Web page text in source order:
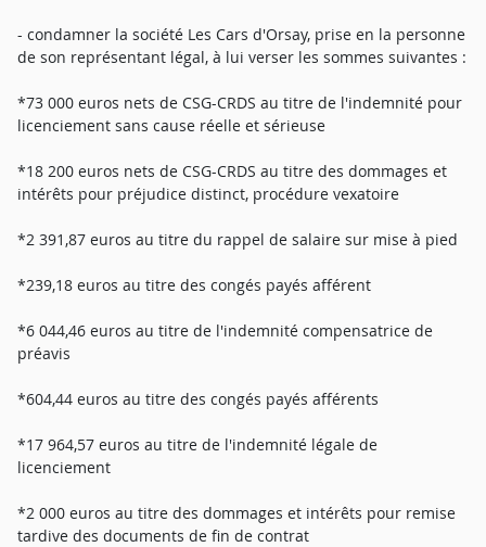
- condamner la société Les Cars d'Orsay, prise en la personne
de son représentant légal, à lui verser les sommes suivantes :
*73 000 euros nets de CSG-CRDS au titre de l'indemnité pour
licenciement sans cause réelle et sérieuse
*18 200 euros nets de CSG-CRDS au titre des dommages et
intérêts pour préjudice distinct, procédure vexatoire
*2 391,87 euros au titre du rappel de salaire sur mise à pied
*239,18 euros au titre des congés payés afférent
*6 044,46 euros au titre de l'indemnité compensatrice de
préavis
*604,44 euros au titre des congés payés afférents
*17 964,57 euros au titre de l'indemnité légale de
licenciement
*2 000 euros au titre des dommages et intérêts pour remise
tardive des documents de fin de contrat